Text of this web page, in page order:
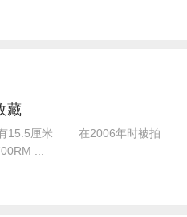
藏
15.5厘米 在2006年时被拍
...